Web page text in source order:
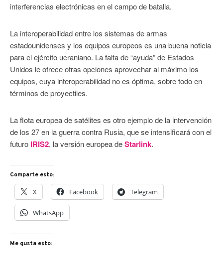
interferencias electrónicas en el campo de batalla.
La interoperabilidad entre los sistemas de armas
estadounidenses y los equipos europeos es una buena noticia
para el ejército ucraniano. La falta de “ayuda” de Estados
Unidos le ofrece otras opciones aprovechar al máximo los
equipos, cuya interoperabilidad no es óptima, sobre todo en
términos de proyectiles.
La flota europea de satélites es otro ejemplo de la intervención
de los 27 en la guerra contra Rusia, que se intensificará con el
futuro IRIS2, la versión europea deStarlink.
Comparte esto:
X Facebook Telegram
WhatsApp
Me gusta esto: